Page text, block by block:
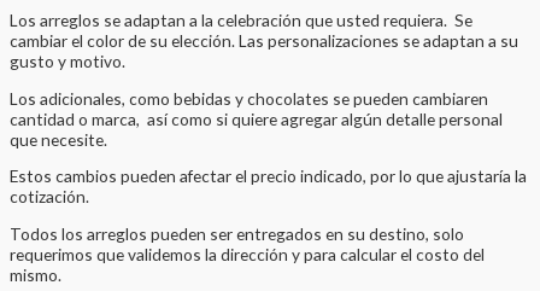
Los arreglos se adaptan a la celebración que usted requiera. Se
cambiar el color de su elección. Las personalizaciones se adaptan a su
gusto y motivo.
Los adicionales, como bebidas y chocolates se pueden cambiaren
cantidad o marca, así como si quiere agregar algún detalle personal
que necesite.
Estos cambios pueden afectar el precio indicado, por lo que ajustaría la
cotización.
Todos los arreglos pueden ser entregados en su destino, solo
requerimos que validemos la dirección y para calcular el costo del
mismo.